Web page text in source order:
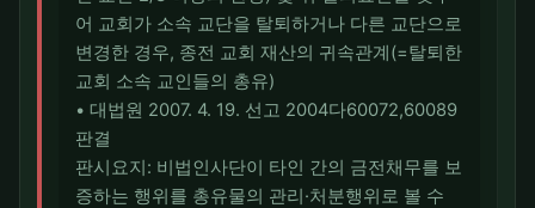
어 교회가 소속 교단을 탈퇴하거나 다른 교단으로
변경한 경우, 종전 교회 재산의 귀속관계(=탈퇴한
교회 소속 교인들의 총유)
• 대법원 2007. 4. 19. 선고 2004다60072,60089
판결
판시요지: 비법인사단이 타인 간의 금전채무를 보
증하는 행위를 총유물의 관리·처분행위로 볼 수